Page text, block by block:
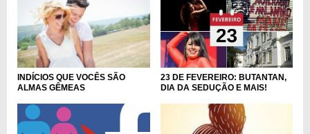
INDÍCIOS QUE VOCÊS SÃO
ALMAS GÊMEAS
23 DE FEVEREIRO: BUTANTAN,
DIA DA SEDUÇÃO E MAIS!